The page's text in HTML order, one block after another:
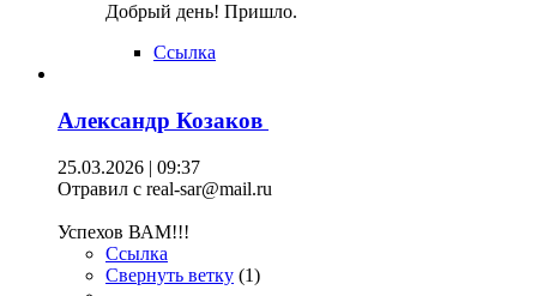
Добрый день! Пришло.
Ссылка
Александр Козаков
25.03.2026 | 09:37
Отравил с real-sar@mail.ru
Успехов ВАМ!!!
Ссылка
Свернуть ветку (1)